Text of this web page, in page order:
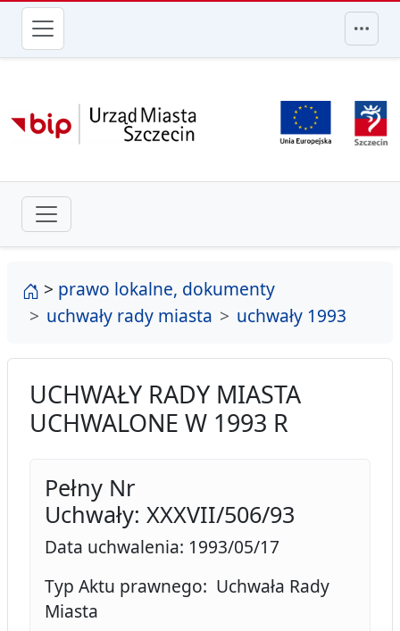
przejdź do głównego menu
strona główna
> prawo lokalne, dokumenty
uchwały rady miasta
uchwały 1993
UCHWAŁY RADY MIASTA
UCHWALONE W 1993 R
Pełny Nr
Uchwały: XXXVII/506/93
Data uchwalenia: 1993/05/17
Typ Aktu prawnego: Uchwała Rady
Miasta